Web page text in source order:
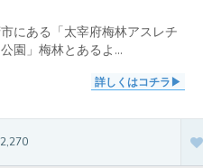
にある「太宰府梅林アスレチ
園」梅林とあるよ...
詳しくはコチラ
2,270